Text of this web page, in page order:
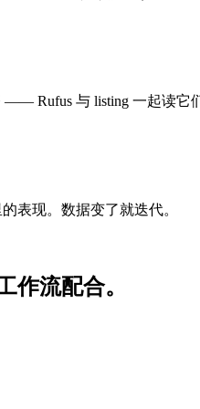
—— Rufus 与 listing 一起读它
表现。数据变了就迭代。
作流配合。